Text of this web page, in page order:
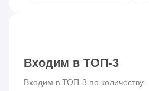
Входим в ТОП-3
Входим в ТОП-3 по количеству